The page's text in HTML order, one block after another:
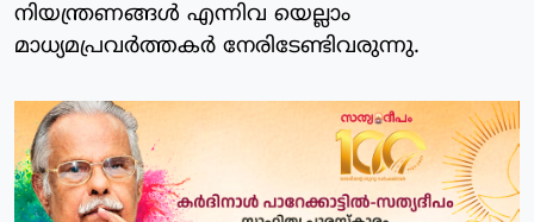
നിയന്ത്രണങ്ങള്‍ എന്നിവ യെല്ലാം
മാധ്യമപ്രവര്‍ത്തകര്‍ നേരിടേണ്ടിവരുന്നു.